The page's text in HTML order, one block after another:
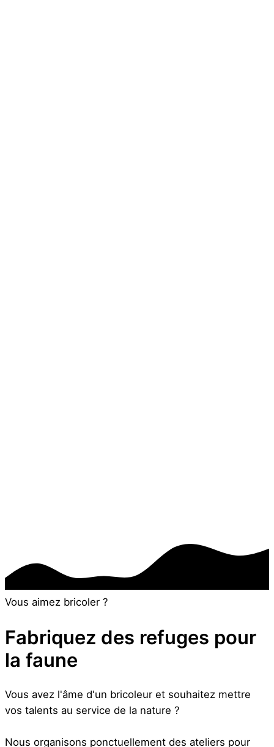
Vous aimez bricoler ?
Fabriquez des refuges pour
la faune
Vous avez l'âme d'un bricoleur et souhaitez mettre
vos talents au service de la nature ?
Nous organisons ponctuellement des ateliers pour